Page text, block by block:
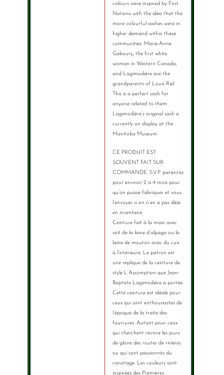
colours were inspired by First
Nations with the idea that the
more colourful sashes were in
higher demand within these
communities. Marie-Anne
Gaboury, the first white
woman in Western Canada,
and Lagimodière are the
grandparents of Louis Riel.
This is a perfect sash for
anyone related to them.
Lagimodière’s original sash is
currently on display at the
Manitoba Museum.
CE PRODUIT EST
SOUVENT FAIT SUR
COMMANDE. S.V.P. patientez
pour environ 2 à 4 mois pour
qu’on puisse fabriquer et vous
l’envoyer si on n’en a pas déjà
en inventaire.
Ceinture fait à la main avec
soit de la laine d’alpaga ou la
laine de mouton avec du cuir
à l’intérieure. Le patron est
une réplique de la ceinture de
style L’Assomption que Jean-
Baptiste Lagimodière a portée.
Cette ceinture est idéale pour
ceux qui sont enthousiastes de
l’époque de la traite des
fourrures. Autant pour ceux
qui cherchent revivre les jours
de gloire des routes de rivières
ou qui sont passionnés du
canotage. Les couleurs sont
inspirées des Premières